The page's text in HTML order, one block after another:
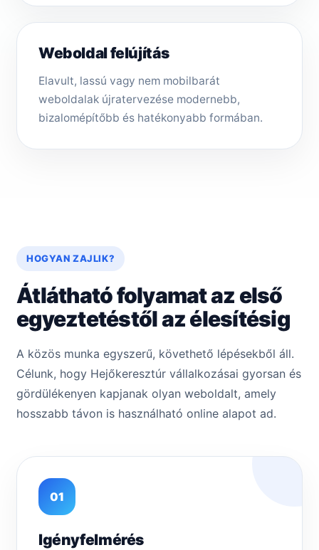
Weboldal felújítás
Elavult, lassú vagy nem mobilbarát
weboldalak újratervezése modernebb,
bizalomépítőbb és hatékonyabb formában.
HOGYAN ZAJLIK?
Átlátható folyamat az első
egyeztetéstől az élesítésig
A közös munka egyszerű, követhető lépésekből áll.
Célunk, hogy Hejőkeresztúr vállalkozásai gyorsan és
gördülékenyen kapjanak olyan weboldalt, amely
hosszabb távon is használható online alapot ad.
01
Igényfelmérés